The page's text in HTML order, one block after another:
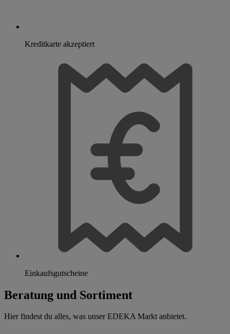
Kreditkarte akzeptiert
Einkaufsgutscheine
Beratung und Sortiment
Hier findest du alles, was unser EDEKA Markt anbietet.